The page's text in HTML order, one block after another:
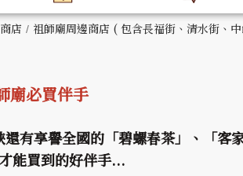
店 祖師廟周邊商店 ( 包含長福街、清水街、
廟必買伴手
有享譽全國的「碧螺春茶」、「客
能買到的好伴手...